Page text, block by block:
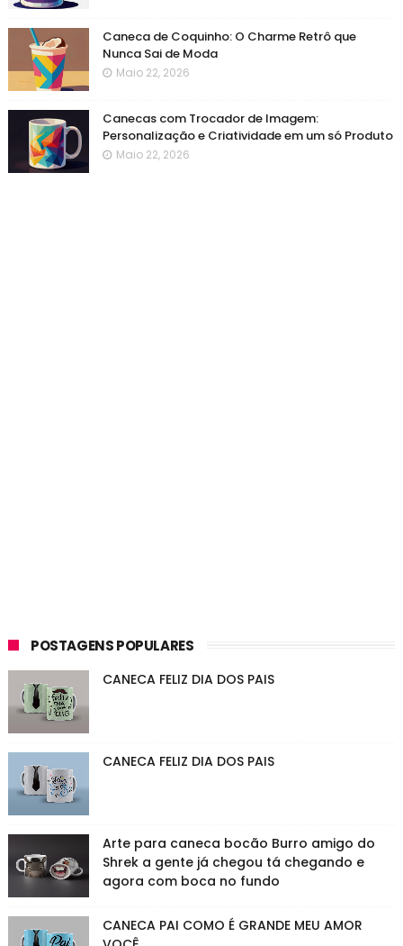
Caneca de Coquinho: O Charme Retrô que
Nunca Sai de Moda
Maio 22, 2026
Canecas com Trocador de Imagem:
Personalização e Criatividade em um só Produto
Maio 22, 2026
POSTAGENS POPULARES
CANECA FELIZ DIA DOS PAIS
CANECA FELIZ DIA DOS PAIS
Arte para caneca bocão Burro amigo do
Shrek a gente já chegou tá chegando e
agora com boca no fundo
CANECA PAI COMO É GRANDE MEU AMOR